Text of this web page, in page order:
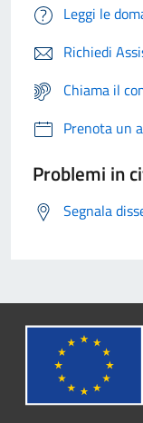
Leggi le
Richiedi
Chiama il
Prenota un
Problemi in
Segnala